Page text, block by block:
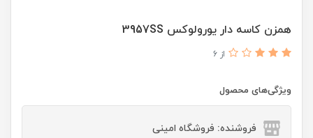
همزن کاسه دار یورولوکس 3957SS
از 6
ویژگی‌های محصول
فروشنده: فروشگاه امینی